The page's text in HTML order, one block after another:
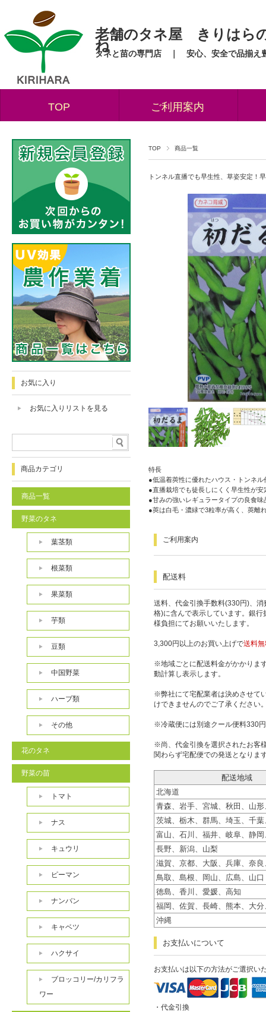
老舗のタネ屋 きりはら
ね
タネと苗の専門店 ｜ 安心、安全で品揃え
TOP ご利用案内
TOP 商品一覧
トンネル直播でも早生性、草姿安定！
特長
●低温着莢性に優れたハウス・トンネ
●直播栽培でも徒長しにくく早生性が安
●甘みの強いレギュラータイプの良食味
●莢は白毛・濃緑で3粒率が高く、莢離
ご利用案内
配送料
送料、代金引換手数料(330円)、
格)に含んで表示しています。銀
様負担にてお願いいたします。
3,300円以上のお買い上げで送料
※地域ごとに配送料金がかかりま
動計算し表示します。
※弊社にて宅配業者は決めさせて
けできませんのでご了承ください
※冷蔵便には別途クール便料330
※尚、代金引換を選択されたお客
関わらず宅配便での発送となりま
配送地域
北海道
青森、岩手、宮城、秋田、山形
茨城、栃木、群馬、埼玉、千
富山、石川、福井、岐阜、静
長野、新潟、山梨
滋賀、京都、大阪、兵庫、奈
鳥取、島根、岡山、広島、山口
徳島、香川、愛媛、高知
福岡、佐賀、長崎、熊本、大
沖縄
お支払いについて
お支払いは以下の方法がご選択い
・代金引換
お気に入り
お気に入りリストを見る
商品カテゴリ
商品一覧
野菜のタネ
葉茎類
根菜類
果菜類
芋類
豆類
中国野菜
ハーブ類
その他
花のタネ
野菜の苗
トマト
ナス
キュウリ
ピーマン
ナンバン
キャベツ
ハクサイ
ブロッコリー/カリフラ
ワー